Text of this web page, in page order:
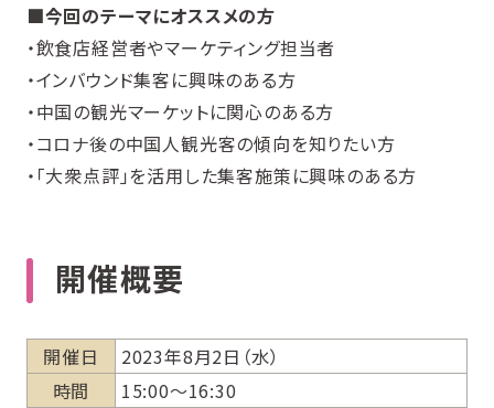
■今回のテーマにオススメの方
・飲食店経営者やマーケティング担当者
・インバウンド集客に興味のある方
・中国の観光マーケットに関心のある方
・コロナ後の中国人観光客の傾向を知りたい方
・「大衆点評」を活用した集客施策に興味のある方
開催概要
開催日
2023年8月2日（水）
時間
15:00〜16:30